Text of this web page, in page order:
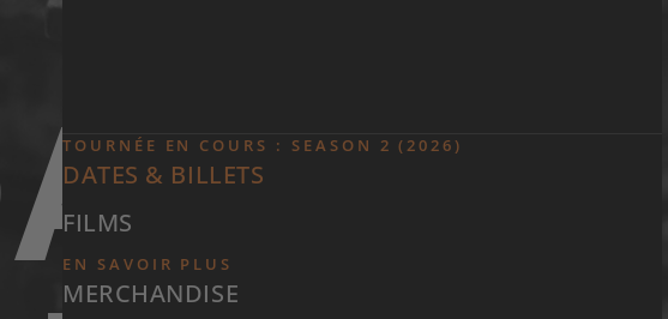
TOURNÉE EN COURS : SEASON 2 (2026)
DATES & BILLETS
FILMS
EN SAVOIR PLUS
MERCHANDISE
&